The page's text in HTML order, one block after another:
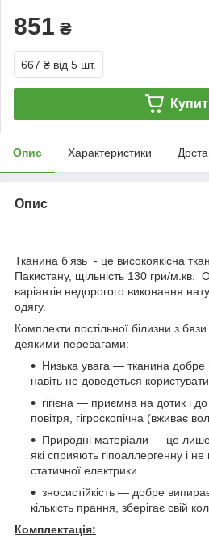
851 ₴
667 ₴ від 5 шт.
Опис Характеристики
Опис
Тканина б’язь - це високоякісна
Пакистану, щільність 130 гри/м.кв.
варіантів недорогого виконання
одягу.
Комплекти постільної білизни з
деякими перевагами:
Низька увага — тканина добре
навіть не доведеться
гігієна — приємна на дотик і
повітря, гігроскопічна (вживає
Природні матеріали — це
які сприяють гіпоаллергенну і
статичної електрики.
зносистійкість — добре
кількість прання, зберігає свій
Комплектація: